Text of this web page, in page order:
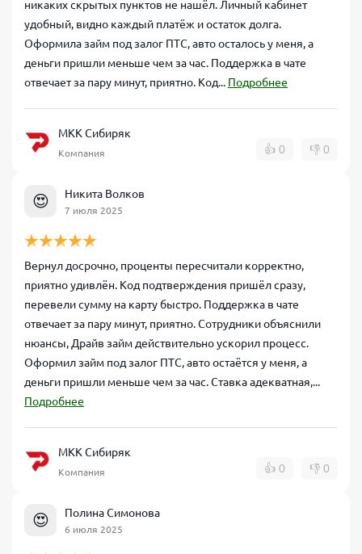
никаких скрытых пунктов не нашёл. Личный кабинет
удобный, видно каждый платёж и остаток долга.
Оформила займ под залог ПТС, авто осталось у меня, а
деньги пришли меньше чем за час. Поддержка в чате
отвечает за пару минут, приятно. Код... Подробнее
МКК Сибиряк
Компания 👍 0 👎 0
😍 Никита Волков
7 июля 2025
Вернул досрочно, проценты пересчитали корректно,
приятно удивлён. Код подтверждения пришёл сразу,
перевели сумму на карту быстро. Поддержка в чате
отвечает за пару минут, приятно. Сотрудники объяснили
нюансы, Драйв займ действительно ускорил процесс.
Оформил займ под залог ПТС, авто остаётся у меня, а
деньги пришли меньше чем за час. Ставка адекватная,...
Подробнее
МКК Сибиряк
Компания 👍 0 👎 0
😍 Полина Симонова
6 июля 2025